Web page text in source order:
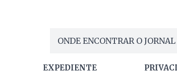
ONDE ENCONTRAR O
EXPEDIENTE